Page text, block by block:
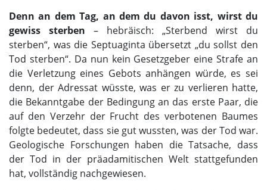
Denn an dem Tag, an dem du davon isst, wirst du
gewiss sterben – hebräisch: „Sterbend wirst du
sterben“, was die Septuaginta übersetzt „du sollst den
Tod sterben“. Da nun kein Gesetzgeber eine Strafe an
die Verletzung eines Gebots anhängen würde, es sei
denn, der Adressat wüsste, was er zu verlieren hatte,
die Bekanntgabe der Bedingung an das erste Paar, die
auf den Verzehr der Frucht des verbotenen Baumes
folgte bedeutet, dass sie gut wussten, was der Tod war.
Geologische Forschungen haben die Tatsache, dass
der Tod in der präadamitischen Welt stattgefunden
hat, vollständig nachgewiesen.